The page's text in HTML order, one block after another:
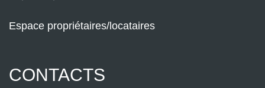
Espace propriétaires/locataires
CONTACTS